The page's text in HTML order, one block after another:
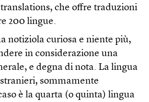
che offre traduzioni
200 lingue.
notiziola curiosa e niente più,
in considerazione una
e degna di nota. La lingua
sommamente
è la quarta (o quinta) lingua